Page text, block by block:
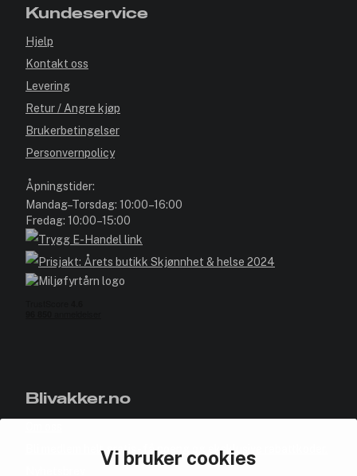
Vi bruker cookies
Kundeservice
Hjelp
Kontakt oss
Levering
Retur / Angre kjøp
Brukerbetingelser
Personvernpolicy
Åpningstider:
Mandag–Torsdag: 10:00–16:00
Fredag: 10:00–15:00
Blivakker.no
Bli medlem helt gratis - få poeng og eksklusive rabattkoder.